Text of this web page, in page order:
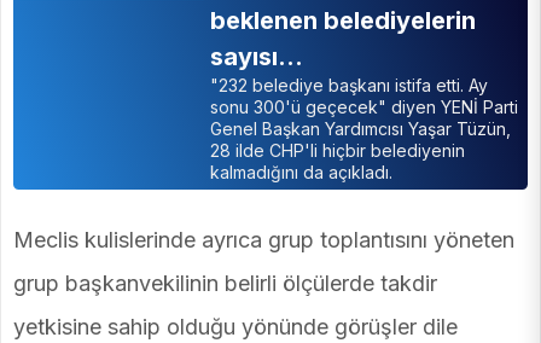
beklenen belediyelerin
sayısı…
"232 belediye başkanı istifa etti. Ay
sonu 300'ü geçecek" diyen YENİ Parti
Genel Başkan Yardımcısı Yaşar Tüzün,
28 ilde CHP'li hiçbir belediyenin
kalmadığını da açıkladı.
Meclis kulislerinde ayrıca grup toplantısını yöneten
grup başkanvekilinin belirli ölçülerde takdir
yetkisine sahip olduğu yönünde görüşler dile